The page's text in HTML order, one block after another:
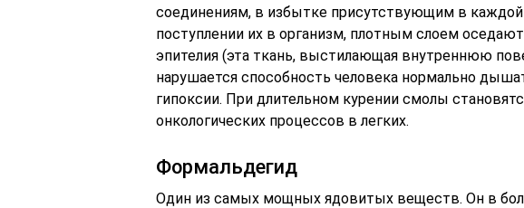
соединениям, в избытке присутствующим в каждой
поступлении их в организм, плотным слоем
эпителия (эта ткань, выстилающая внутреннюю
нарушается способность человека нормально
гипоксии. При длительном курении смолы
онкологических процессов в легких.
Формальдегид
Один из самых мощных ядовитых веществ. Он в